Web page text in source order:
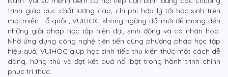
trình giáo dục chất lượng cao, chi phí hợp lý tới học sinh trên
mọi miền Tổ quốc, VUIHOC không ngừng đổi mới để mang đến
những giải pháp học tập hiện đại, sinh động và cá nhân hóa.
Nhờ ứng dụng công nghệ tiên tiến cùng phương pháp học tập
hiệu quả, VUIHOC giúp học sinh tiếp thu kiến thức một cách dễ
dàng, hứng thú và đạt kết quả nổi bật trong hành trình chinh
phục tri thức.